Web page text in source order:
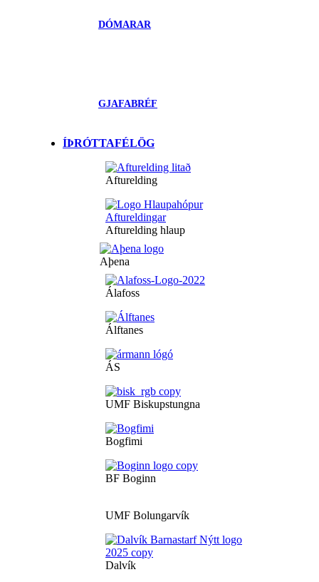
DÓMARAR
GJAFABRÉF
ÍÞRÓTTAFÉLÖG
Afturelding
Afturelding hlaup
Aþena
Álafoss
Álftanes
ÁS
UMF Biskupstungna
Bogfimi
BF Boginn
UMF Bolungarvík
Dalvík